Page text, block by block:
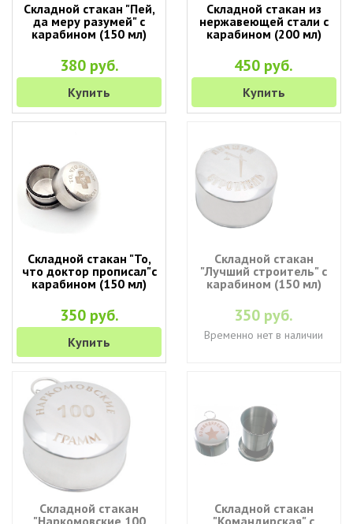
Складной стакан "Пей,
да меру разумей" с
карабином (150 мл)
380 руб.
Купить
Складной стакан из
нержавеющей стали с
карабином (200 мл)
450 руб.
Купить
Складной стакан "То,
что доктор прописал"с
карабином (150 мл)
350 руб.
Купить
Складной стакан
"Лучший строитель" с
карабином (150 мл)
350 руб.
Временно нет в наличии
Складной стакан
"Наркомовские 100
Складной стакан
"Командирская" с